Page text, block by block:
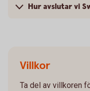
Hur avslutar vi
Villkor
Ta del av villkoren